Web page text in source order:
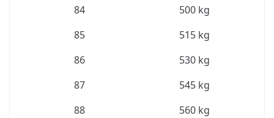
84
500 kg
85
515 kg
86
530 kg
87
545 kg
88
560 kg